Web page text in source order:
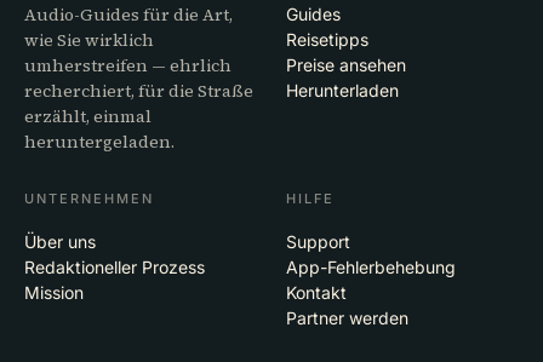
Audio-Guides für die Art,
wie Sie wirklich
umherstreifen — ehrlich
recherchiert, für die Straße
erzählt, einmal
heruntergeladen.
Guides
Reisetipps
Preise ansehen
Herunterladen
UNTERNEHMEN
Über uns
Redaktioneller Prozess
Mission
HILFE
Support
App-Fehlerbehebung
Kontakt
Partner werden